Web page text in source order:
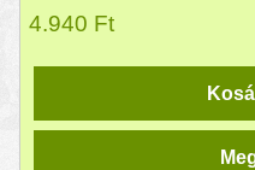
4.940 Ft